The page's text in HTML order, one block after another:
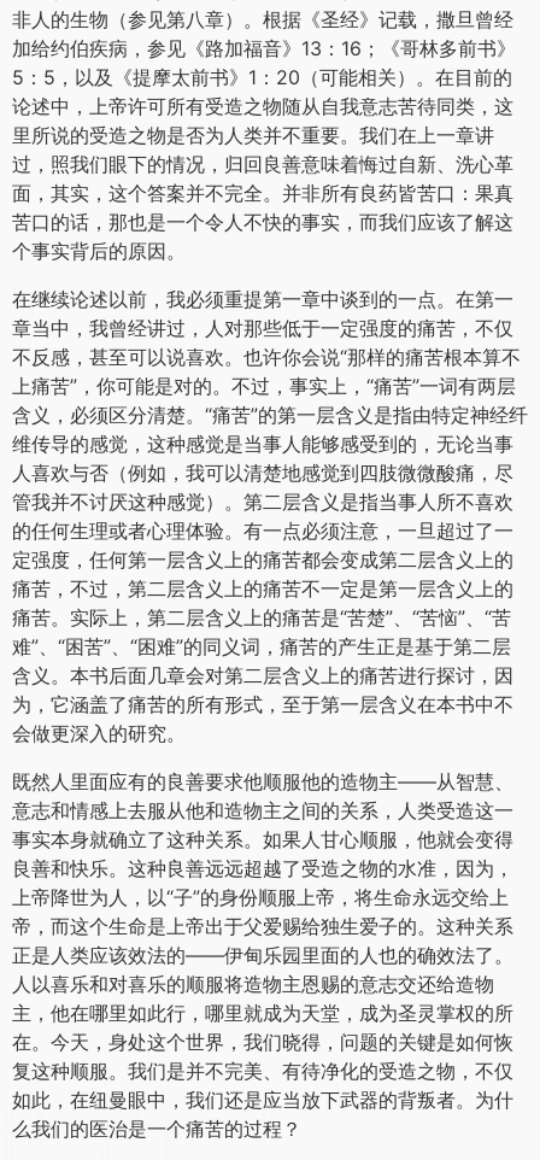
人类的痛苦
在上一章，我试图说明在这个人来人往的世界，痛苦的可能
性是内在的。当人堕落败坏，他们必然利用这种可能性彼此
伤害；或许，人类五分之四的痛苦都是由此造成的。发明肢
刑架、鞭子、监狱、奴隶制度、枪械、刺刀和炸弹的是人
类，而不是上帝；我们之所以困苦穷乏、劬劳奔命，并不是
由于自然的暴虐，而是由于人自身的贪婪和愚蠢。当然，还
有一些痛苦的确不是我们自己造成的。如果所有的痛苦都是
人为的，我们应该弄清原因，为什么上帝会许可那些败坏之
极的人去折磨同类。也许最好说恶劣之极的“生物”。我绝不是
要否认由于疾病导致的“直接原因”或者某些疾病本身可能生成
非人的生物（参见第八章）。根据《圣经》记载，撒旦曾经
加给约伯疾病，参见《路加福音》13：16；《哥林多前书》
5：5，以及《提摩太前书》1：20（可能相关）。在目前的
论述中，上帝许可所有受造之物随从自我意志苦待同类，这
里所说的受造之物是否为人类并不重要。我们在上一章讲
过，照我们眼下的情况，归回良善意味着悔过自新、洗心革
面，其实，这个答案并不完全。并非所有良药皆苦口：果真
苦口的话，那也是一个令人不快的事实，而我们应该了解这
个事实背后的原因。
在继续论述以前，我必须重提第一章中谈到的一点。在第一
章当中，我曾经讲过，人对那些低于一定强度的痛苦，不仅
不反感，甚至可以说喜欢。也许你会说“那样的痛苦根本算不
上痛苦”，你可能是对的。不过，事实上，“痛苦”一词有两层
含义，必须区分清楚。“痛苦”的第一层含义是指由特定神经纤
维传导的感觉，这种感觉是当事人能够感受到的，无论当事
人喜欢与否（例如，我可以清楚地感觉到四肢微微酸痛，尽
管我并不讨厌这种感觉）。第二层含义是指当事人所不喜欢
的任何生理或者心理体验。有一点必须注意，一旦超过了一
定强度，任何第一层含义上的痛苦都会变成第二层含义上的
痛苦，不过，第二层含义上的痛苦不一定是第一层含义上的
痛苦。实际上，第二层含义上的痛苦是“苦楚”、“苦恼”、“苦
难”、“困苦”、“困难”的同义词，痛苦的产生正是基于第二层
含义。本书后面几章会对第二层含义上的痛苦进行探讨，因
为，它涵盖了痛苦的所有形式，至于第一层含义在本书中不
会做更深入的研究。
既然人里面应有的良善要求他顺服他的造物主——从智慧、
意志和情感上去服从他和造物主之间的关系，人类受造这一
事实本身就确立了这种关系。如果人甘心顺服，他就会变得